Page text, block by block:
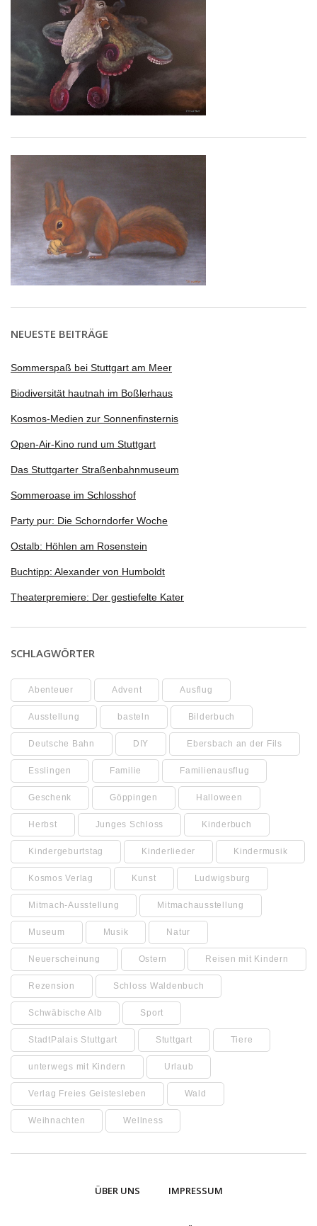
NEUESTE BEITRÄGE
Sommerspaß bei Stuttgart am Meer
Biodiversität hautnah im Boßlerhaus
Kosmos-Medien zur Sonnenfinsternis
Open-Air-Kino rund um Stuttgart
Das Stuttgarter Straßenbahnmuseum
Sommeroase im Schlosshof
Party pur: Die Schorndorfer Woche
Ostalb: Höhlen am Rosenstein
Buchtipp: Alexander von Humboldt
Theaterpremiere: Der gestiefelte Kater
SCHLAGWÖRTER
Abenteuer Advent Ausflug
Ausstellung basteln Bilderbuch
Deutsche Bahn DIY Ebersbach an der Fils
Esslingen Familie Familienausflug
Geschenk Göppingen Halloween
Herbst Junges Schloss Kinderbuch
Kindergeburtstag Kinderlieder Kindermusik
Kosmos Verlag Kunst Ludwigsburg
Mitmach-Ausstellung Mitmachausstellung
Museum Musik Natur
Neuerscheinung Ostern Reisen mit Kindern
Rezension Schloss Waldenbuch
Schwäbische Alb Sport
StadtPalais Stuttgart Stuttgart Tiere
unterwegs mit Kindern Urlaub
Verlag Freies Geistesleben Wald
Weihnachten Wellness
ÜBER UNS IMPRESSUM